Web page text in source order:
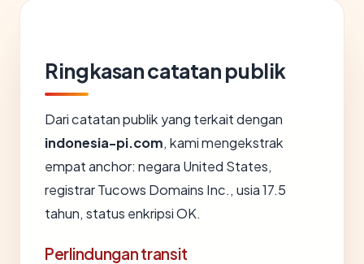
Ringkasan catatan publik
Dari catatan publik yang terkait dengan
indonesia-pi.com, kami mengekstrak
empat anchor: negara United States,
registrar Tucows Domains Inc., usia 17.5
tahun, status enkripsi OK.
Perlindungan transit